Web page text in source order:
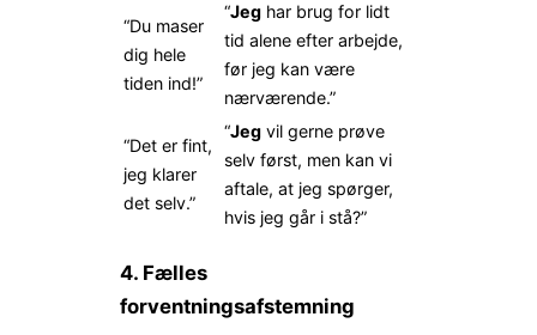
“Du maser
dig hele
tiden ind!”
“Jeg har brug for lidt
tid alene efter arbejde,
før jeg kan være
nærværende.”
“Det er fint,
jeg klarer
det selv.”
“Jeg vil gerne prøve
selv først, men kan vi
aftale, at jeg spørger,
hvis jeg går i stå?”
4. Fælles
forventningsafstemning